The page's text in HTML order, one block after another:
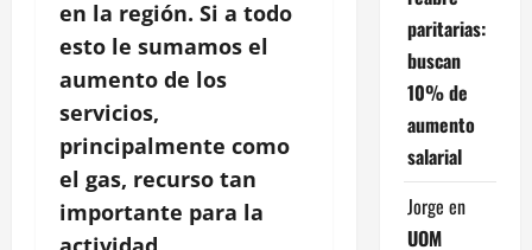
en la región. Si a todo
esto le sumamos el
aumento de los
servicios,
principalmente como
el gas, recurso tan
importante para la
paritarias:
buscan
10% de
aumento
salarial
Jorge en
UOM